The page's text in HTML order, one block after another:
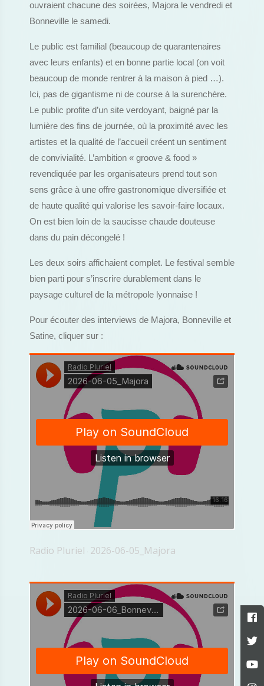
ouvraient chacune des soirées, Majora le vendredi et
Bonneville le samedi.
Le public est familial (beaucoup de quarantenaires
avec leurs enfants) et en bonne partie local (on voit
beaucoup de monde rentrer à la maison à pied …).
Ici, pas de gigantisme ni de course à la surenchère.
Le public profite d’un site verdoyant, baigné par la
lumière des fins de journée, où la proximité avec les
artistes et la qualité de l’accueil créent un sentiment
de convivialité. L’ambition « groove & food »
revendiquée par les organisateurs prend tout son
sens grâce à une offre gastronomique diversifiée et
de haute qualité qui valorise les savoir-faire locaux.
On est bien loin de la saucisse chaude douteuse
dans du pain décongelé !
Les deux soirs affichaient complet. Le festival semble
bien parti pour s’inscrire durablement dans le
paysage culturel de la métropole lyonnaise !
Pour écouter des interviews de Majora, Bonneville et
Satine, cliquer sur :
Radio Pluriel · 2026-06-05_Majora